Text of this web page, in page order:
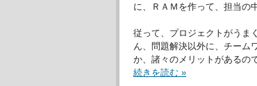
に、ＲＡＭを作って、担当の
従って、プロジェクトがうま
ん、問題解決以外に、チーム
か、諸々のメリットがあるの
続きを読む »